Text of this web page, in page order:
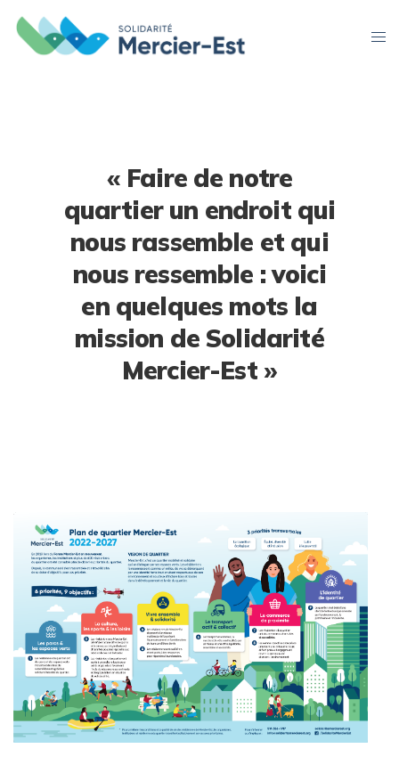
« Faire de notre
quartier un endroit qui
nous rassemble et qui
nous ressemble : voici
en quelques mots la
mission de Solidarité
Mercier-Est »